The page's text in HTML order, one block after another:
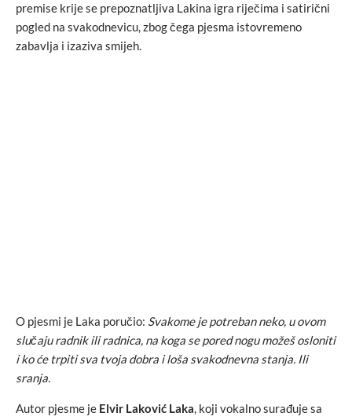
premise krije se prepoznatljiva Lakina igra riječima i satirični
pogled na svakodnevicu, zbog čega pjesma istovremeno
zabavlja i izaziva smijeh.
O pjesmi je Laka poručio: Svakome je potreban neko, u ovom
slučaju radnik ili radnica, na koga se pored nogu možeš osloniti
i ko će trpiti sva tvoja dobra i loša svakodnevna stanja. Ili
sranja.
Autor pjesme je Elvir Laković Laka, koji vokalno surađuje sa